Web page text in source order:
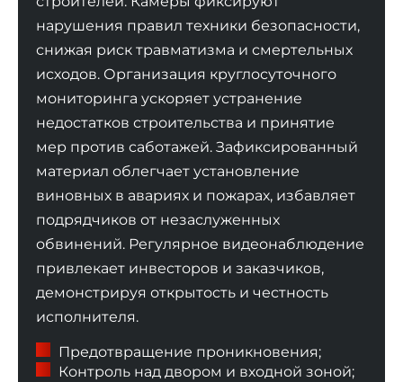
нарушения правил техники безопасности,
снижая риск травматизма и смертельных
исходов. Организация круглосуточного
мониторинга ускоряет устранение
недостатков строительства и принятие
мер против саботажей. Зафиксированный
материал облегчает установление
виновных в авариях и пожарах, избавляет
подрядчиков от незаслуженных
обвинений. Регулярное видеонаблюдение
привлекает инвесторов и заказчиков,
демонстрируя открытость и честность
исполнителя.
Предотвращение проникновения;
Контроль над двором и входной зоной;